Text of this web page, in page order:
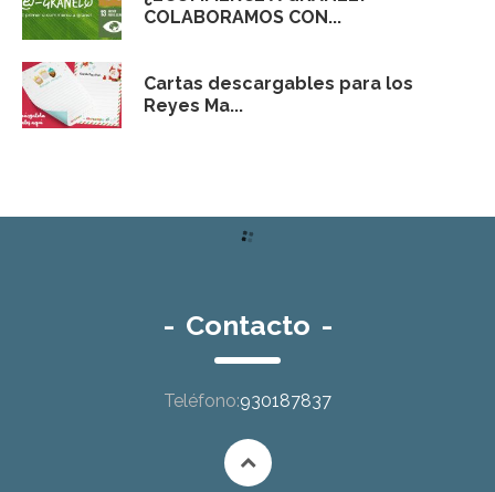
COLABORAMOS CON...
Cartas descargables para los
Reyes Ma...
- Contacto -
Teléfono:930187837